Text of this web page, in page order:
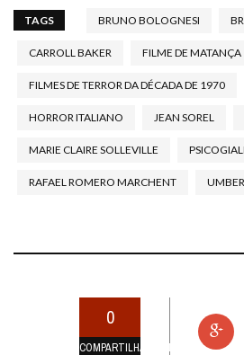
TAGS BRUNO BOLOGNESI
CARROLL BAKER FILME DE MATANÇA
FILMES DE TERROR DA DÉCADA DE 1970
HORROR ITALIANO JEAN SOREL
MARIE CLAIRE SOLLEVILLE
RAFAEL ROMERO MARCHENT
0
COMPARTILHAMENTOS